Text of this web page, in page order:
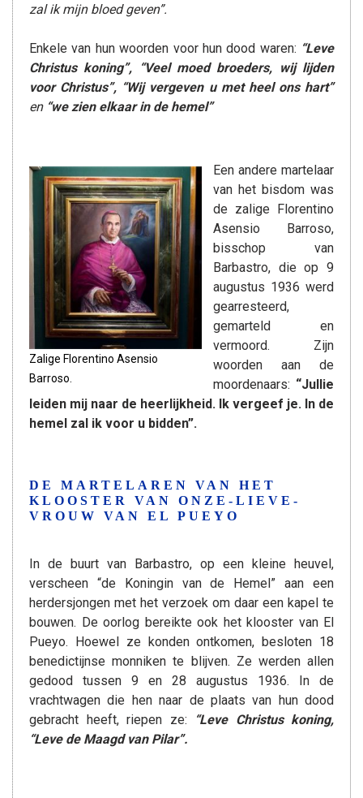
zal ik mijn bloed geven”.
Enkele van hun woorden voor hun dood waren: “Leve
Christus koning”, “Veel moed broeders, wij lijden
voor Christus”, “Wij vergeven u met heel ons hart”
en “we zien elkaar in de hemel”
Zalige Florentino Asensio
Barroso.
Een andere martelaar
van het bisdom was
de zalige Florentino
Asensio Barroso,
bisschop van
Barbastro, die op 9
augustus 1936 werd
gearresteerd,
gemarteld en
vermoord. Zijn
woorden aan de
moordenaars: “Jullie
leiden mij naar de heerlijkheid. Ik vergeef je. In de
hemel zal ik voor u bidden”.
DE MARTELAREN VAN HET
KLOOSTER VAN ONZE-LIEVE-
VROUW VAN EL PUEYO
In de buurt van Barbastro, op een kleine heuvel,
verscheen “de Koningin van de Hemel” aan een
herdersjongen met het verzoek om daar een kapel te
bouwen. De oorlog bereikte ook het klooster van El
Pueyo. Hoewel ze konden ontkomen, besloten 18
benedictijnse monniken te blijven. Ze werden allen
gedood tussen 9 en 28 augustus 1936. In de
vrachtwagen die hen naar de plaats van hun dood
gebracht heeft, riepen ze:
“Leve Christus koning,
“Leve de Maagd van Pilar”.